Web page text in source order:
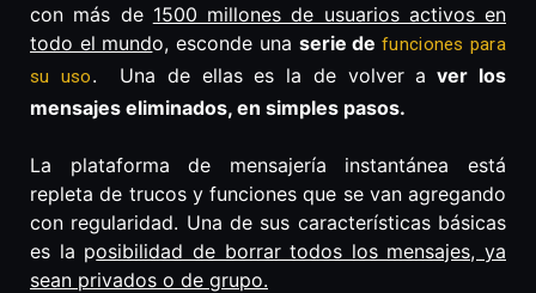
con más de 1500 millones de usuarios activos en
todo el mundo, esconde una serie defunciones para
su uso. Una de ellas es la de volver a ver los
mensajes eliminados, en simples pasos.
La plataforma de mensajería instantánea está
repleta de trucos y funciones que se van agregando
con regularidad. Una de sus características básicas
es la posibilidad de borrar todos los mensajes, ya
sean privados o de grupo.